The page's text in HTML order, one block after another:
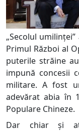
„Secolul
Primul Război al
puterile străine
impună concesii
militare. A fost
adevărat abia în
Populare Chineze.
Dar chiar și